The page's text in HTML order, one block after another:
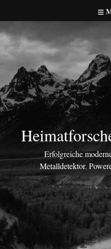
to
content
Erfolgreiche
Metalldetektor.